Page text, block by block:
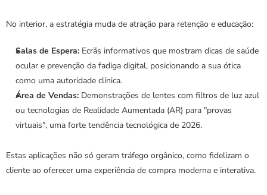
No interior, a estratégia muda de atração para retenção e educação:
Salas de Espera: Ecrãs informativos que mostram dicas de saúde
ocular e prevenção da fadiga digital, posicionando a sua ótica
como uma autoridade clínica.
Área de Vendas: Demonstrações de lentes com filtros de luz azul
ou tecnologias de Realidade Aumentada (AR) para "provas
virtuais", uma forte tendência tecnológica de 2026.
Estas aplicações não só geram tráfego orgânico, como fidelizam o
cliente ao oferecer uma experiência de compra moderna e interativa.